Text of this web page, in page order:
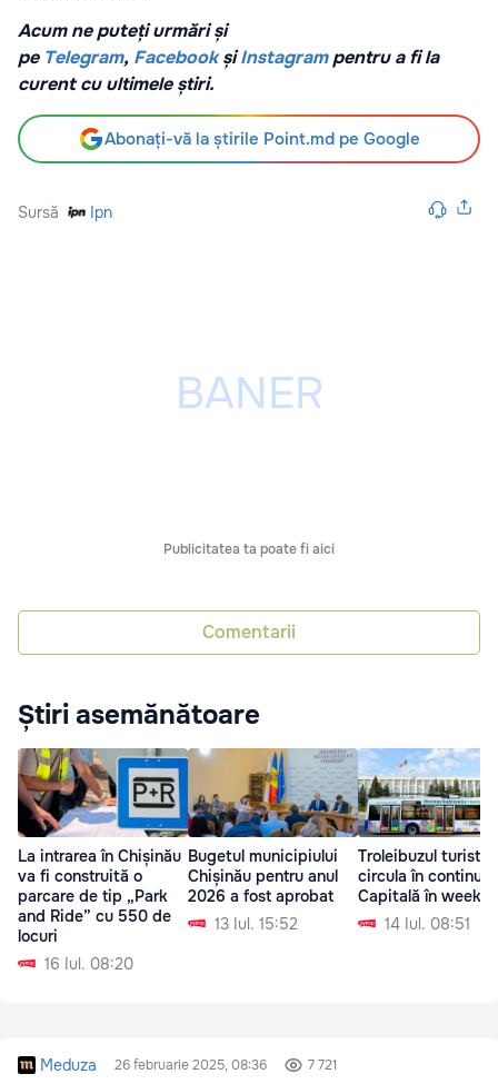
Acum ne puteți urmări și
pe Telegram, Facebook șiInstagrampentru a fi la
curent cu ultimele știri.
Abonați-vă la știrile Point.md pe Google
Sursă Ipn
Publicitatea ta poate fi aici
Comentarii
Știri asemănătoare
La intrarea în Chișinău
va fi construită o
parcare de tip „Park
and Ride” cu 550 de
locuri
16 Iul. 08:20
Bugetul municipiului
Chișinău pentru anul
2026 a fost aprobat
13 Iul. 15:52
Troleibuzul turistic
circula în
Capitală în
14 Iul. 08:51
Meduza 26 februarie 2025, 08:36 7 721